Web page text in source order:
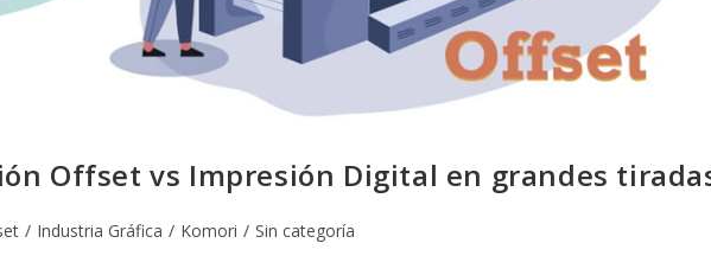
Offset vs Impresión Digital en grandes
/ Industria Gráfica / Komori / Sin categoría